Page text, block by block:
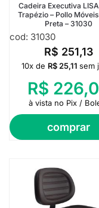
Cadeira Executiva
Trapézio – Pollo
Preta – 31030
cod: 31030
R$ 251,13
comprar
10x de R$25,11 sem
R$
à vista no Pix /